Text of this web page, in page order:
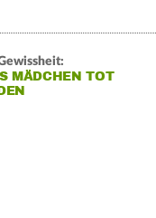
MÄDCHEN TOT